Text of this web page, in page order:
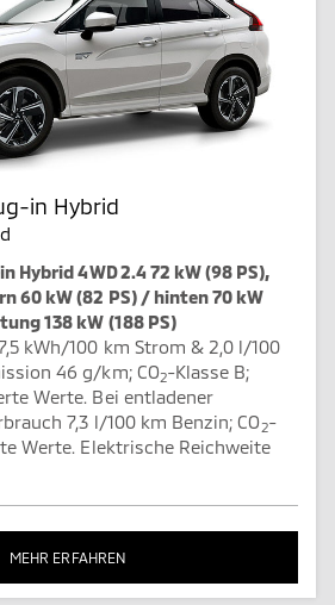
in Hybrid
Hybrid 4WD 2.4 72 kW (98 PS),
60 kW (82 PS) / hinten 70 kW
138 kW (188 PS)
kWh/100 km Strom & 2,0 l/100
46 g/km; CO2-Klasse B;
Werte. Bei entladener
7,3 l/100 km Benzin; CO2-
Werte. Elektrische Reichweite
MEHR ERFAHREN